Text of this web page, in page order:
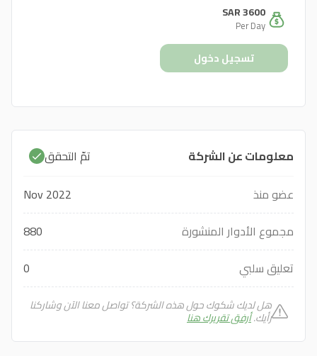
SAR 3600
Per Day
تسجيل دخول
معلومات عن الشركة
تمّ التحقق
عضو منذ
Nov 2022
مجموع الأدوار المنشورة
880
تعليق سلبي
0
هل لديك شكوك حول هذه الشركة؟ تواصل معنا الآن وشاركنا
رأيك.أرفق تقريرك هنا